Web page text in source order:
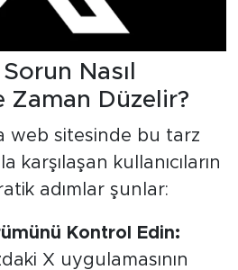
Nasıl
Zaman Düzelir?
web sitesinde bu tarz
karşılaşan kullanıcıların
adımlar şunlar:
Kontrol Edin:
X uygulamasının